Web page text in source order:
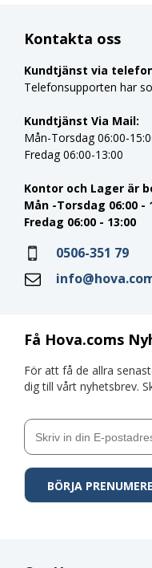
Få Hova.coms
För att få de allra
dig till vårt nyhetsbrev.
Kontakta oss
Kundtjänst via
Telefonsupporten har
Kundtjänst Via Mail:
Mån-Torsdag 06:00-
Fredag 06:00-13:00
Kontor och Lager är
Mån -Torsdag 06:00 -
Fredag 06:00 - 13:00
0506-351 79